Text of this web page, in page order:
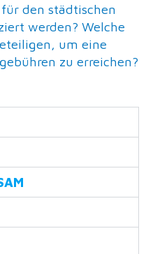
den städtischen
werden? Welche
um eine
zu erreichen?